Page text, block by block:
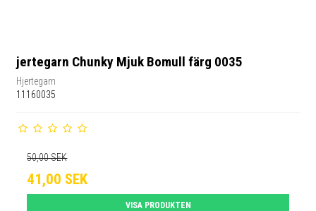
jertegarn Chunky Mjuk Bomull färg 0035
Hjertegarn
11160035
50,00 SEK
41,00 SEK
VISA PRODUKTEN